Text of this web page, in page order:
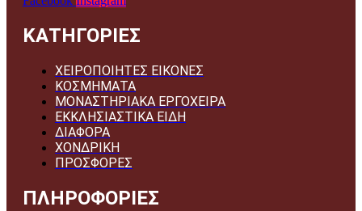
ΚΑΤΗΓΟΡΙΕΣ
ΧΕΙΡΟΠΟΙΗΤΕΣ ΕΙΚΟΝΕΣ
ΚΟΣΜΗΜΑΤΑ
ΜΟΝΑΣΤΗΡΙΑΚΑ ΕΡΓΟΧΕΙΡΑ
ΕΚΚΛΗΣΙΑΣΤΙΚΑ ΕΙΔΗ
ΔΙΑΦΟΡΑ
ΧΟΝΔΡΙΚΗ
ΠΡΟΣΦΟΡΕΣ
ΠΛΗΡΟΦΟΡΙΕΣ